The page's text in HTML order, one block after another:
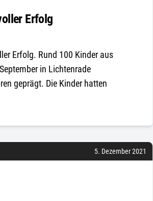
Erfolg
Erfolg. Rund 100 Kinder aus
in Lichtenrade
geprägt. Die Kinder hatten
5. Dezember 2021